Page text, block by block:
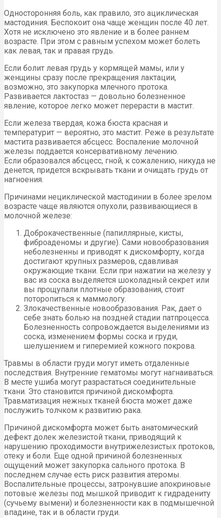
Односторонняя боль, как правило, это ациклическая
мастодиния. Беспокоит она чаще женщин после 40 лет.
Хотя не исключено это явление и в более раннем
возрасте. При этом с равным успехом может болеть
как левая, так и правая грудь.
Если болит левая грудь у кормящей мамы, или у
женщины сразу после прекращения лактации,
возможно, это закупорка млечного протока.
Развивается лактостаз — довольно болезненное
явление, которое легко может перерасти в мастит.
Если железа твердая, кожа бюста красная и
температурит — вероятно, это мастит. Реже в результате
мастита развивается абсцесс. Воспаление молочной
железы поддается консервативному лечению.
Если образовался абсцесс, гной, к сожалению, никуда не
денется, придется вскрывать ткани и очищать грудь от
нагноения.
Причинами нециклической мастодинии в более зрелом
возрасте чаще являются опухоли, развивающиеся в
молочной железе:
Доброкачественные (папиллярные, кисты,
фиброаденомы и другие). Сами новообразования
неболезненны и приводят к дискомфорту, когда
достигают крупных размеров, сдавливая
окружающие ткани. Если при нажатии на железу у
вас из соска выделяется шоколадный секрет или
вы прощупали плотные образования, стоит
поторопиться к маммологу.
Злокачественные новообразования. Рак, дает о
себе знать болью на поздней стадии патпроцесса.
Болезненность сопровождается выделениями из
соска, изменением формы соска и груди,
шелушением и гиперемией кожного покрова.
Травмы в области груди могут иметь отдаленные
последствия. Внутренние гематомы могут нагнаиваться.
В месте ушиба могут разрастаться соединительные
ткани. Это становится причиной дискомфорта.
Травматизация нежных тканей бюста может даже
послужить толчком к развитию рака.
Причиной дискомфорта может быть анатомический
дефект долек железистой ткани, приводящий к
нарушению проходимости внутрижелезистых протоков,
отеку и боли. Еще одной причиной болезненных
ощущений может закупорка сального протока. В
последнем случае есть риск развития атеромы.
Воспалительные процессы, затронувшие апокриновые
потовые железы под мышкой приводит к гидрадениту
(сучьему вымени) и болезненности как в подмышечной
впадине, так и в области груди.